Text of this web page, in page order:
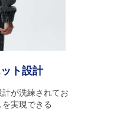
ト設計
が洗練されてお
実現できる